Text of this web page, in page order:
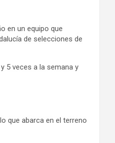
en un equipo que
de selecciones de
5 veces a la semana y
que abarca en el terreno